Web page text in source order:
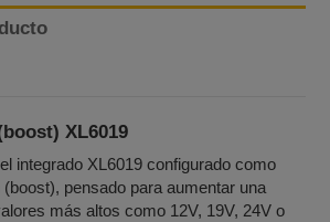
XL6019
integrado XL6019 configurado como
pensado para aumentar una
más altos como 12V, 19V, 24V o